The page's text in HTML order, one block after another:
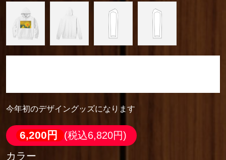
今年初のデザイングッズになります
6,200円
(税込6,820円)
カラー